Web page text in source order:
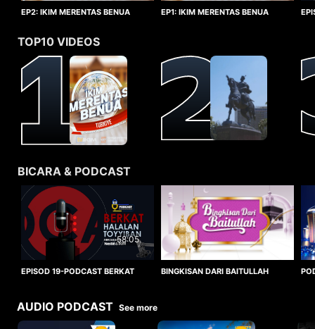
EP2: IKIM MERENTAS BENUA
EP1: IKIM MERENTAS BENUA
TOP10 VIDEOS
BICARA & PODCAST
58:05
EPISOD 19-PODCAST BERKAT
BINGKISAN DARI BAITULLAH
AUDIO PODCAST See more